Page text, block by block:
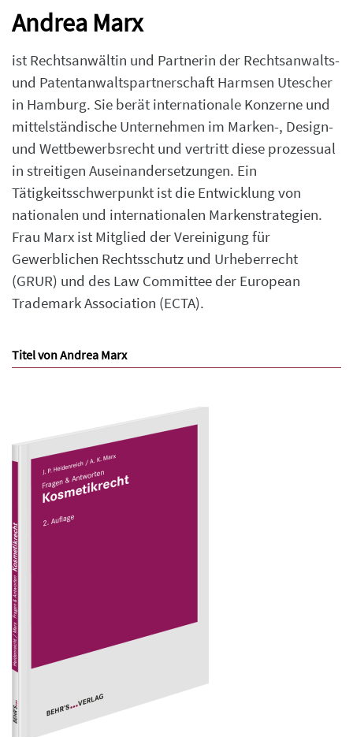
Andrea Marx
ist Rechtsanwältin und Partnerin der Rechtsanwalts-
und Patentanwaltspartnerschaft Harmsen Utescher
in Hamburg. Sie berät internationale Konzerne und
mittelständische Unternehmen im Marken-, Design-
und Wettbewerbsrecht und vertritt diese prozessual
in streitigen Auseinandersetzungen. Ein
Tätigkeitsschwerpunkt ist die Entwicklung von
nationalen und internationalen Markenstrategien.
Frau Marx ist Mitglied der Vereinigung für
Gewerblichen Rechtsschutz und Urheberrecht
(GRUR) und des Law Committee der European
Trademark Association (ECTA).
Titel von Andrea Marx